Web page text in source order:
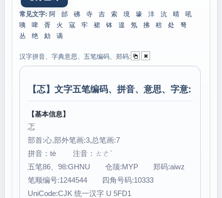
常见文字: 阿 邰 砩 寺 吉 索 境 壕 沣 沆 晴
吼
咦
啤 胥 火 寇 牢 裙 钵 遑 氖 拂 秸 处
弩
丛
绝 劾 谪
汉字拼音、字典意思、五笔编码、郑码:
【忑】文字五笔编码、拼音、意思、字意:
【基本信息】
忑
部首:心,部外笔画:3,总笔画:7
拼音：tè 注音：ㄊㄜˋ
五笔86、98:GHNU 仓颉:MYP 郑码:aiwz
笔顺编号:1244544 四角号码:10333
UniCode:CJK 统一汉字 U 5FD1